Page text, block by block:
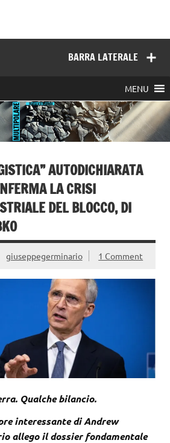
BARRA LATERALE
MENU
AUTODICHIARATA
LA CRISI
DEL BLOCCO, DI
giuseppegerminario 1 Comment
Qualche bilancio.
interessante di Andrew
allego il dossier fondamentale